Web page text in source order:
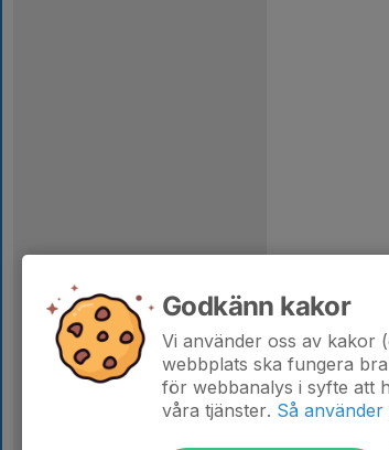
Godkänn kakor
Vi använder oss av kakor
webbplats ska fungera
för webbanalys i syfte att
våra tjänster. Så använder